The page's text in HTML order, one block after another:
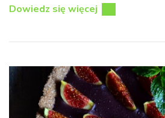
Dowiedz się więcej